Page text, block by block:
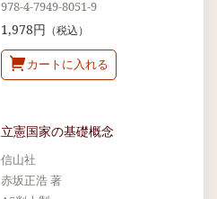
978-4-7949-8051-9
1,978円 （税込）
カートに入れる
立憲国家の基礎概念
信山社
赤坂正浩 著